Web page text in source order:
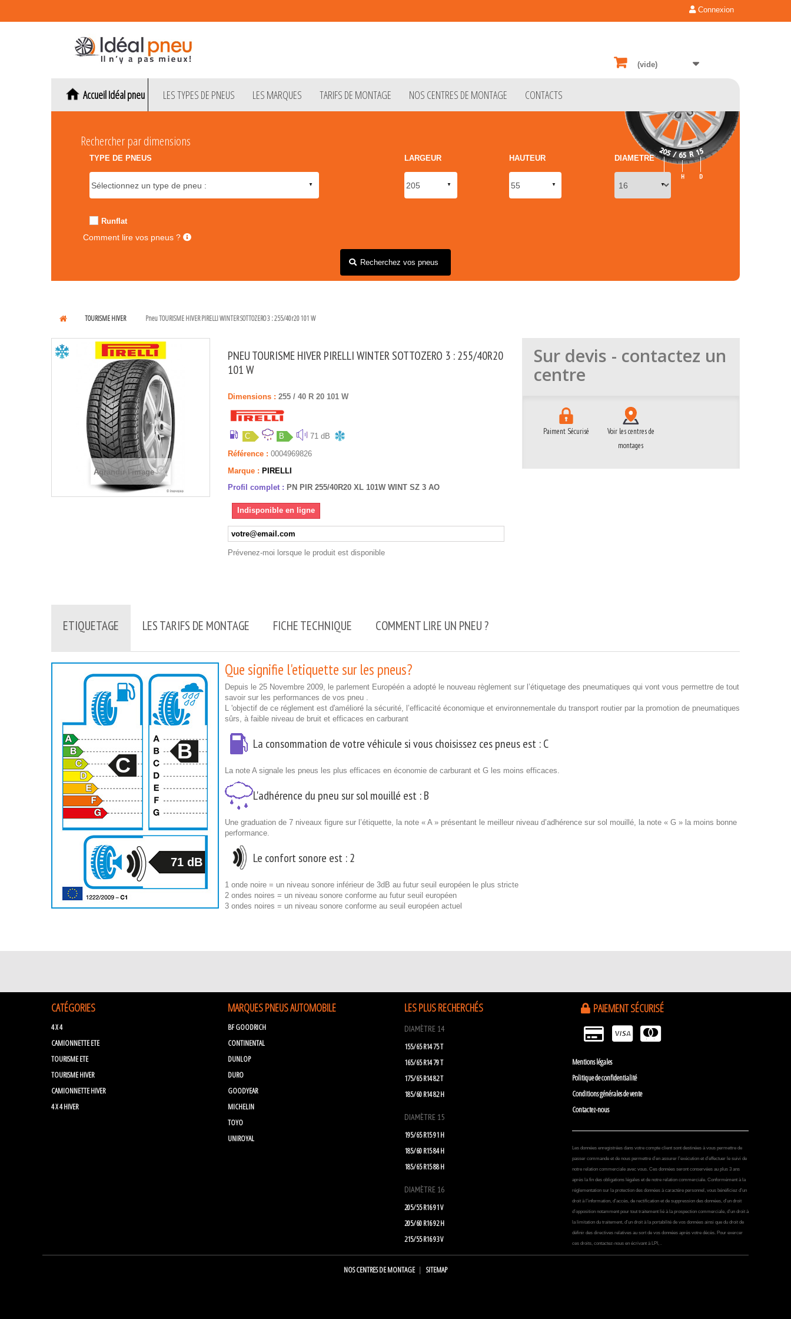
Connexion
(vide)
Accueil Idéal pneu LES TYPES DE PNEUS LES MARQUES TARIFS DE MONTAGE NOS CENTRES DE MONTAGE CONTACTS
Rechercher par dimensions
TYPE DE PNEUS LARGEUR HAUTEUR DIAMETRE
Runflat
Comment lire vos pneus ?
Recherchez vos pneus
TOURISME HIVER Pneu TOURISME HIVER PIRELLI WINTER SOTTOZERO 3 : 255/40r20 101 W
Agrandir l'image
PNEU TOURISME HIVER PIRELLI WINTER SOTTOZERO 3 : 255/40R20
101 W
Dimensions : 255 / 40 R 20 101 W
C B 71 dB
Référence : 0004969826
Marque : PIRELLI
Profil complet : PN PIR 255/40R20 XL 101W WINT SZ 3 AO
Indisponible en ligne
Prévenez-moi lorsque le produit est disponible
Sur devis - contactez un
centre
Paiment Sécurisé
Voir les centres de
montages
ETIQUETAGE LES TARIFS DE MONTAGE FICHE TECHNIQUE COMMENT LIRE UN PNEU ?
C
B
71 dB
Que signifie l'etiquette sur les pneus?
Depuis le 25 Novembre 2009, le parlement Européén a adopté le nouveau règlement sur l’étiquetage des pneumatiques qui vont vous permettre de tout
savoir sur les performances de vos pneu .
L 'objectif de ce réglement est d'amélioré la sécurité, l’efficacité économique et environnementale du transport routier par la promotion de pneumatiques
sûrs, à faible niveau de bruit et efficaces en carburant
La consommation de votre véhicule si vous choisissez ces pneus est :C
La note A signale les pneus les plus efficaces en économie de carburant et G les moins efficaces.
L'adhérence du pneu sur sol mouillé est :B
Une graduation de 7 niveaux figure sur l’étiquette, la note « A » présentant le meilleur niveau d’adhérence sur sol mouillé, la note « G » la moins bonne
performance.
Le confort sonore est :2
1 onde noire = un niveau sonore inférieur de 3dB au futur seuil européen le plus stricte
2 ondes noires = un niveau sonore conforme au futur seuil européen
3 ondes noires = un niveau sonore conforme au seuil européen actuel
CATÉGORIES
4 X 4
CAMIONNETTE ETE
TOURISME ETE
TOURISME HIVER
CAMIONNETTE HIVER
4 X 4 HIVER
MARQUES PNEUS AUTOMOBILE
BF GOODRICH
CONTINENTAL
DUNLOP
DURO
GOODYEAR
MICHELIN
TOYO
UNIROYAL
LES PLUS RECHERCHÉS
DIAMÈTRE 14
155/65 R14 75 T
165/65 R14 79 T
175/65 R14 82 T
185/60 R14 82 H
DIAMÈTRE 15
195/65 R15 91 H
185/60 R15 84 H
185/65 R15 88 H
DIAMÈTRE 16
205/55 R16 91 V
205/60 R16 92 H
215/55 R16 93 V
PAIEMENT SÉCURISÉ
Mentions légales
Politique de confidentialité
Conditions générales de vente
Contactez-nous
Les données enregistrées dans votre compte client sont destinées à vous permettre de
passer commande et de nous permettre d’en assurer l’exécution et d’effectuer le suivi de
notre relation commerciale avec vous. Ces données seront conservées au plus 3 ans
après la fin des obligations légales et de notre relation commerciale. Conformément à la
réglementation sur la protection des données à caractère personnel, vous bénéficiez d’un
droit à l’information, d’accès, de rectification et de suppression des données, d’un droit
d’opposition notamment pour tout traitement lié à la prospection commerciale, d’un droit à
la limitation du traitement, d’un droit à la portabilité de vos données ainsi que du droit de
définir des directives relatives au sort de vos données après votre décès. Pour exercer
ces droits, contactez-nous en écrivant à LPI, .
NOS CENTRES DE MONTAGE SITEMAP